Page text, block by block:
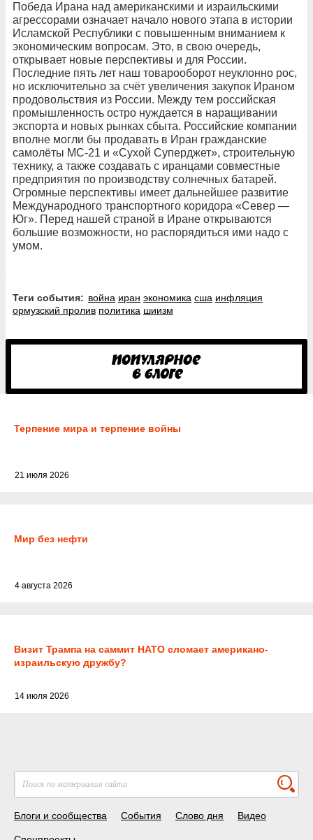
Победа Ирана над американскими и израильскими
агрессорами означает начало нового этапа в истории
Исламской Республики с повышенным вниманием к
экономическим вопросам. Это, в свою очередь,
открывает новые перспективы и для России.
Последние пять лет наш товарооборот неуклонно рос,
но исключительно за счёт увеличения закупок Ираном
продовольствия из России. Между тем российская
промышленность остро нуждается в наращивании
экспорта и новых рынках сбыта. Российские компании
вполне могли бы продавать в Иран гражданские
самолёты МС-21 и «Сухой Суперджет», строительную
технику, а также создавать с иранцами совместные
предприятия по производству солнечных батарей.
Огромные перспективы имеет дальнейшее развитие
Международного транспортного коридора «Север —
Юг». Перед нашей страной в Иране открываются
большие возможности, но распорядиться ими надо с
умом.
Теги события: война иран экономика сша инфляция
ормузский пролив политика шиизм
Терпение мира и терпение войны
21 июля 2026
Мир без нефти
4 августа 2026
Визит Трампа на саммит НАТО сломает американо-
израильскую дружбу?
14 июля 2026
Блоги и сообщества События Слово дня Видео